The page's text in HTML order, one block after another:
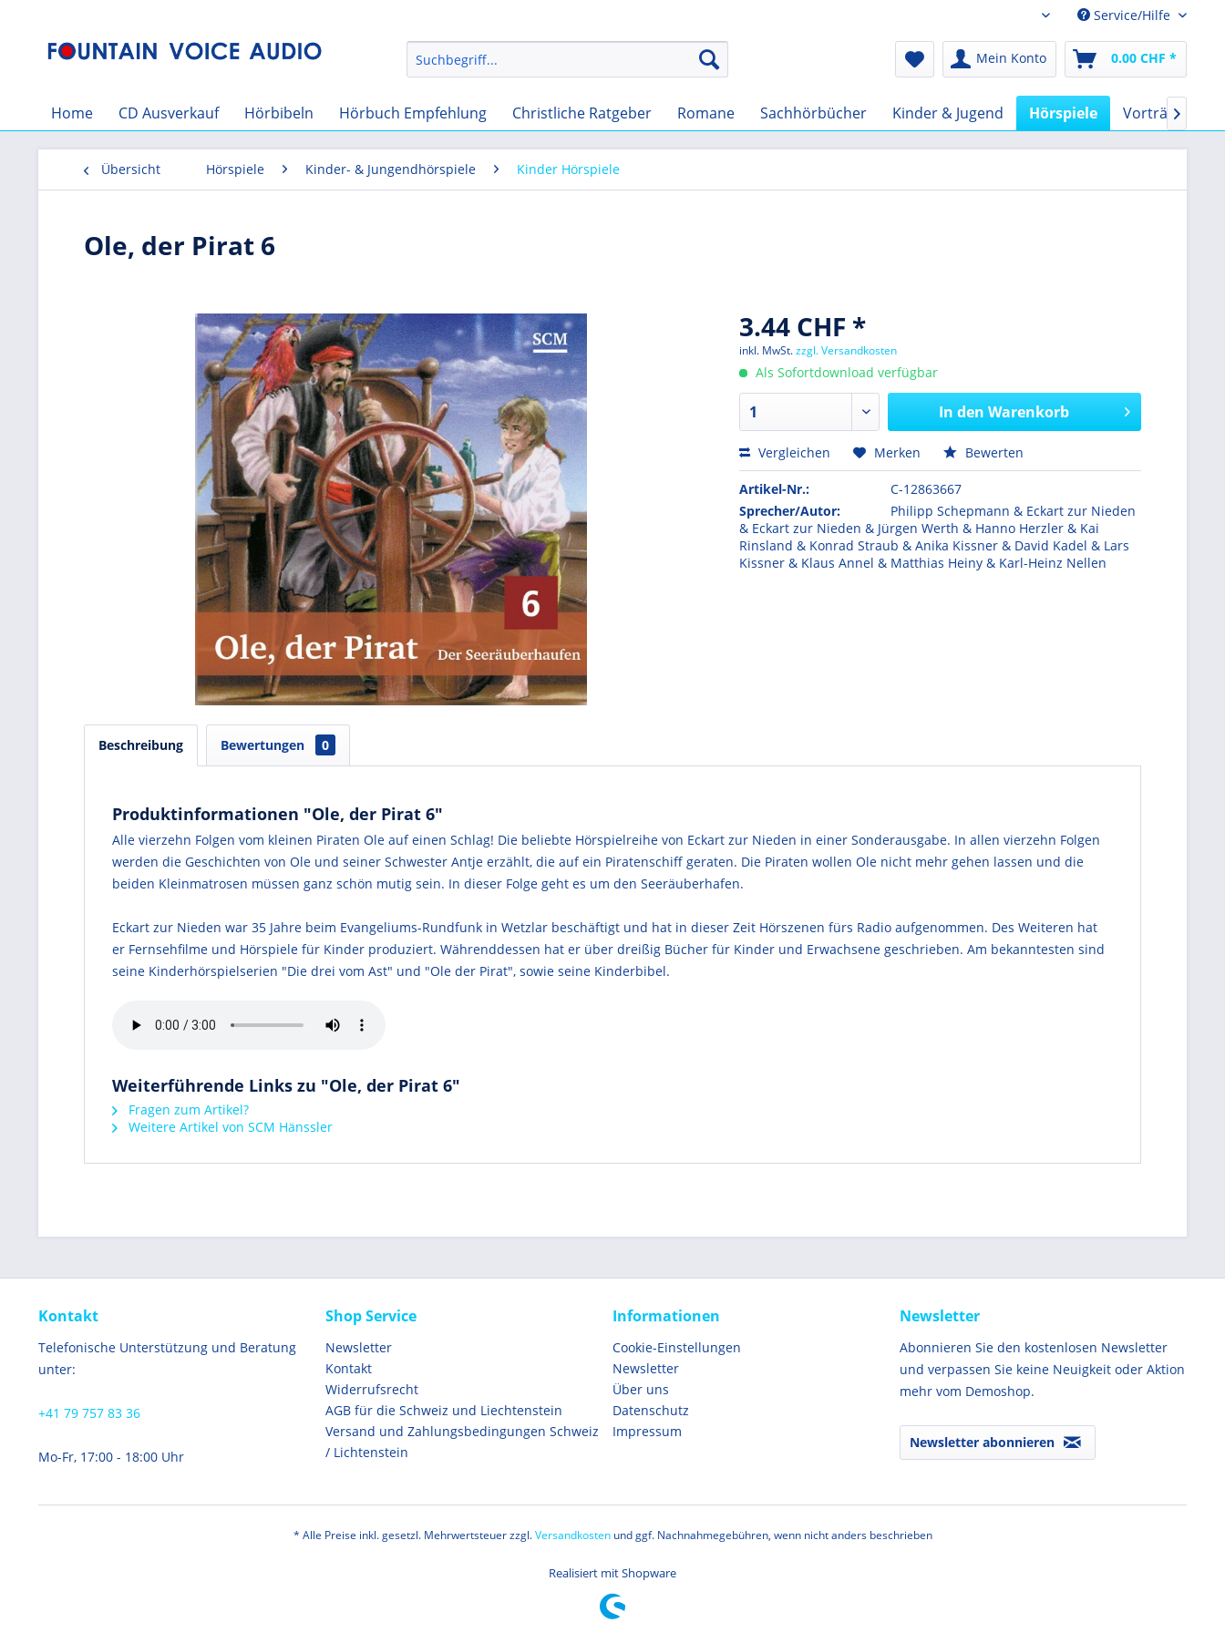
Audio-Book CHFService/Hilfe
Mein Konto 0.00 CHF *
Home CD Ausverkauf Hörbibeln Hörbuch Empfehlung Christliche Ratgeber Romane Sachhörbücher Kinder & Jugend Hörspiele Vorträge

Übersicht Hörspiele Kinder- & Jungendhörspiele Kinder Hörspiele
Ole, der Pirat 6
3.44 CHF *
inkl. MwSt.zzgl. Versandkosten
Als Sofortdownload verfügbar
In den Warenkorb
Vergleichen Merken Bewerten
Artikel-Nr.:
C-12863667
Sprecher/Autor:
Philipp Schepmann & Eckart zur Nieden
& Eckart zur Nieden & Jürgen Werth & Hanno Herzler & Kai
Rinsland & Konrad Straub & Anika Kissner & David Kadel & Lars
Kissner & Klaus Annel & Matthias Heiny & Karl-Heinz Nellen
Beschreibung Bewertungen 0
Produktinformationen "Ole, der Pirat 6"
Alle vierzehn Folgen vom kleinen Piraten Ole auf einen Schlag! Die beliebte Hörspielreihe von Eckart zur Nieden in einer Sonderausgabe. In allen vierzehn Folgen
werden die Geschichten von Ole und seiner Schwester Antje erzählt, die auf ein Piratenschiff geraten. Die Piraten wollen Ole nicht mehr gehen lassen und die
beiden Kleinmatrosen müssen ganz schön mutig sein. In dieser Folge geht es um den Seeräuberhafen.
Eckart zur Nieden war 35 Jahre beim Evangeliums-Rundfunk in Wetzlar beschäftigt und hat in dieser Zeit Hörszenen fürs Radio aufgenommen. Des Weiteren hat
er Fernsehfilme und Hörspiele für Kinder produziert. Währenddessen hat er über dreißig Bücher für Kinder und Erwachsene geschrieben. Am bekanntesten sind
seine Kinderhörspielserien "Die drei vom Ast" und "Ole der Pirat", sowie seine Kinderbibel.
Weiterführende Links zu "Ole, der Pirat 6"
Fragen zum Artikel?
Weitere Artikel von SCM Hänssler
Kontakt
Telefonische Unterstützung und Beratung
unter:
+41 79 757 83 36
Mo-Fr, 17:00 - 18:00 Uhr
Shop Service
Newsletter
Kontakt
Widerrufsrecht
AGB für die Schweiz und Liechtenstein
Versand und Zahlungsbedingungen Schweiz
/ Lichtenstein
Informationen
Cookie-Einstellungen
Newsletter
Über uns
Datenschutz
Impressum
Newsletter
Abonnieren Sie den kostenlosen Newsletter
und verpassen Sie keine Neuigkeit oder Aktion
mehr vom Demoshop.
Newsletter abonnieren
* Alle Preise inkl. gesetzl. Mehrwertsteuer zzgl.Versandkostenund ggf. Nachnahmegebühren, wenn nicht anders beschrieben
Realisiert mit Shopware